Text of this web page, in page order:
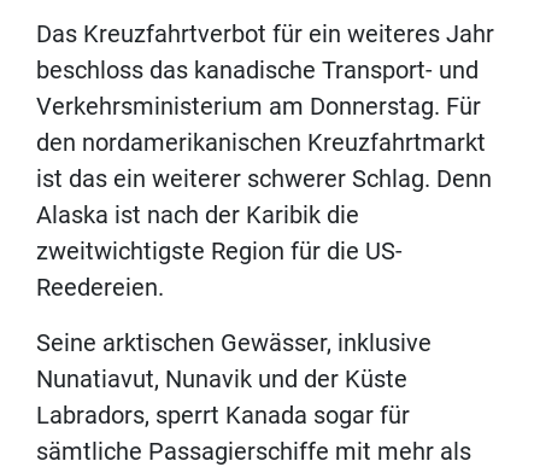
Das Kreuzfahrtverbot für ein weiteres Jahr
beschloss das kanadische Transport- und
Verkehrsministerium am Donnerstag. Für
den nordamerikanischen Kreuzfahrtmarkt
ist das ein weiterer schwerer Schlag. Denn
Alaska ist nach der Karibik die
zweitwichtigste Region für die US-
Reedereien.
Seine arktischen Gewässer, inklusive
Nunatiavut, Nunavik und der Küste
Labradors, sperrt Kanada sogar für
sämtliche Passagierschiffe mit mehr als